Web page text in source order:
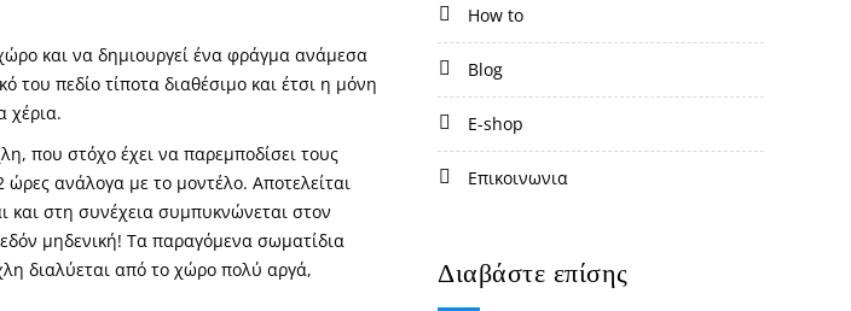
και να δημιουργεί ένα φράγμα ανάμεσα
πεδίο τίποτα διαθέσιμο και έτσι η μόνη
χέρια.
που στόχο έχει να παρεμποδίσει τους
ανάλογα με το μοντέλο. Αποτελείται
και στη συνέχεια συμπυκνώνεται στον
μηδενική! Τα παραγόμενα σωματίδια
διαλύεται από το χώρο πολύ αργά,
how to
blog
e-shop
επικοινωνια
Διαβάστε επίσης